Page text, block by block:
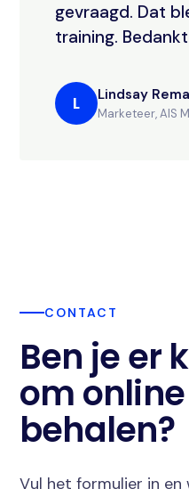
gevraagd. Dat
training.
L Lindsay
Marketeer, AIS
CONTACT
Ben je er
om
behalen?
Vul het formulier in en